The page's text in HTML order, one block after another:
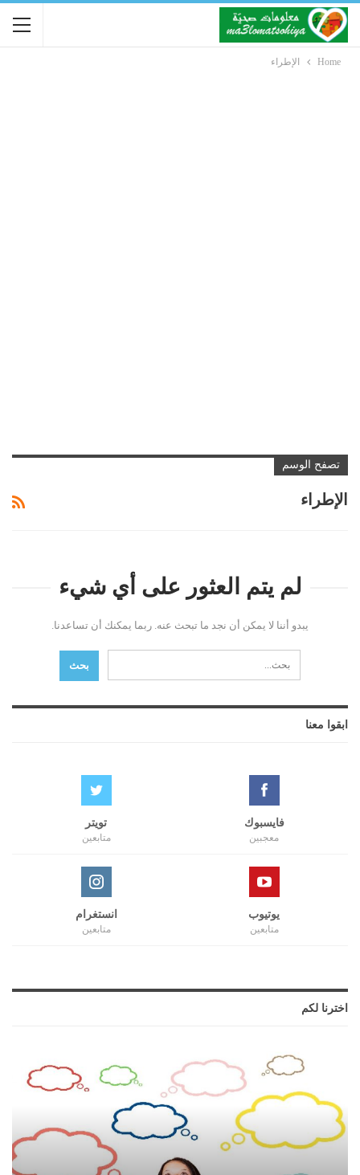
Home الإطراء
تصفح الوسم
الإطراء
لم يتم العثور على أي شيء
يبدو أننا لا يمكن أن نجد ما تبحث عنه. ربما يمكنك أن تساعدنا.
ابقوا معنا
فايسبوك
معجبين
تويتر
متابعين
يوتيوب
متابعين
انستغرام
متابعين
اخترنا لكم